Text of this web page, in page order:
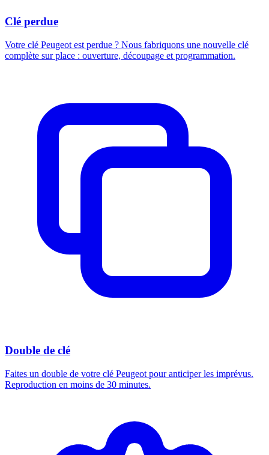
Clé perdue
Votre clé Peugeot est perdue ? Nous fabriquons une nouvelle clé
complète sur place : ouverture, découpage et programmation.
Double de clé
Faites un double de votre clé Peugeot pour anticiper les imprévus.
Reproduction en moins de 30 minutes.